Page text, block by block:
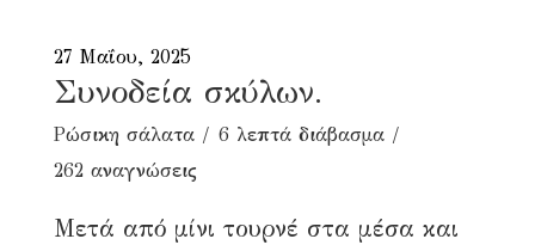
27 Μαΐου, 2025
Συνοδεία σκύλων.
Ρώσικη σάλατα
6 λεπτά διάβασμα
262 αναγνώσεις
Μετά από μίνι τουρνέ στα μέσα και